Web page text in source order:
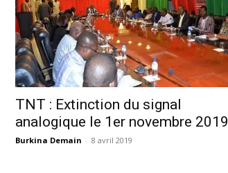
TNT : Extinction du signal
analogique le 1er novembre 2019
Burkina Demain - 8 avril 2019